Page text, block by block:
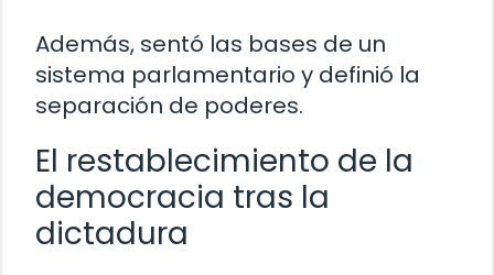
Además, sentó las bases de un
sistema parlamentario y definió la
separación de poderes.
El restablecimiento de la
democracia tras la
dictadura